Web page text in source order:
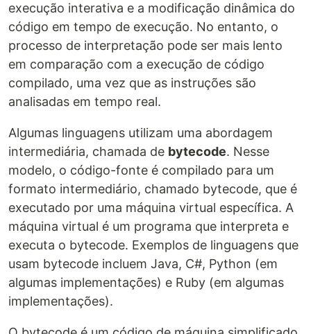
execução interativa e a modificação dinâmica do
código em tempo de execução. No entanto, o
processo de interpretação pode ser mais lento
em comparação com a execução de código
compilado, uma vez que as instruções são
analisadas em tempo real.
Algumas linguagens utilizam uma abordagem
intermediária, chamada de bytecode. Nesse
modelo, o código-fonte é compilado para um
formato intermediário, chamado bytecode, que é
executado por uma máquina virtual específica. A
máquina virtual é um programa que interpreta e
executa o bytecode. Exemplos de linguagens que
usam bytecode incluem Java, C#, Python (em
algumas implementações) e Ruby (em algumas
implementações).